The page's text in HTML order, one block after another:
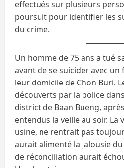
effectués sur plusieurs
poursuit pour identifier les
du crime.
Un homme de 75 ans a tué
avant de se suicider avec un
leur domicile de Chon Buri.
découverts par la police
district de Baan Bueng,
entendus la veille au soir. La
usine, ne rentrait pas
aurait alimenté la jalousie
de réconciliation aurait